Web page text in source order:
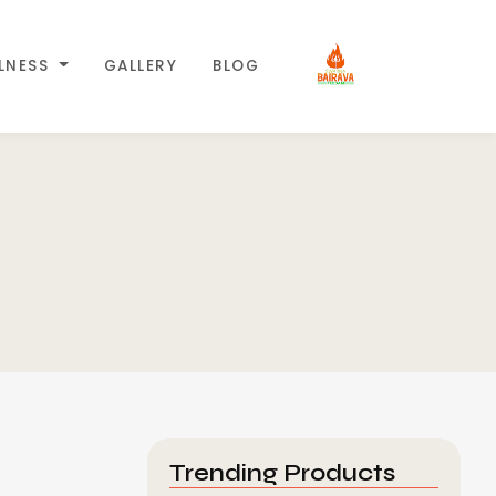
GALLERY BLOG
Trending Products